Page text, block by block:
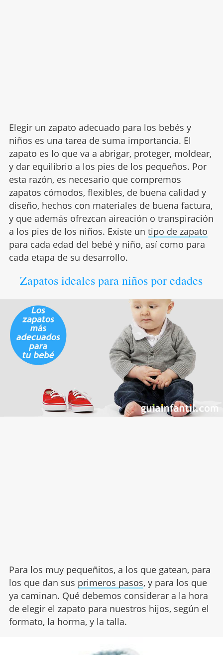
Elegir un zapato adecuado para los bebés y
niños es una tarea de suma importancia. El
zapato es lo que va a abrigar, proteger, moldear,
y dar equilibrio a los pies de los pequeños. Por
esta razón, es necesario que compremos
zapatos cómodos, flexibles, de buena calidad y
diseño, hechos con materiales de buena factura,
y que además ofrezcan aireación o transpiración
a los pies de los niños. Existe un tipo de zapato
para cada edad del bebé y niño, así como para
cada etapa de su desarrollo.
Zapatos ideales para niños por edades
Para los muy pequeñitos, a los que gatean, para
los que dan sus primeros pasos, y para los que
ya caminan. Qué debemos considerar a la hora
de elegir el zapato para nuestros hijos, según el
formato, la horma, y la talla.